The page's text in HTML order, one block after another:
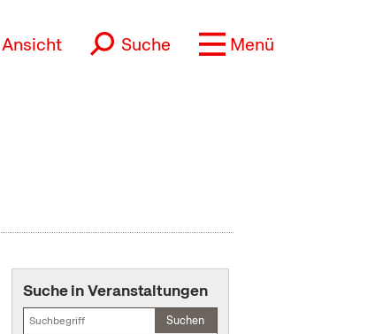
Ansicht Suche Menü
Suche in Veranstaltungen
Suchen